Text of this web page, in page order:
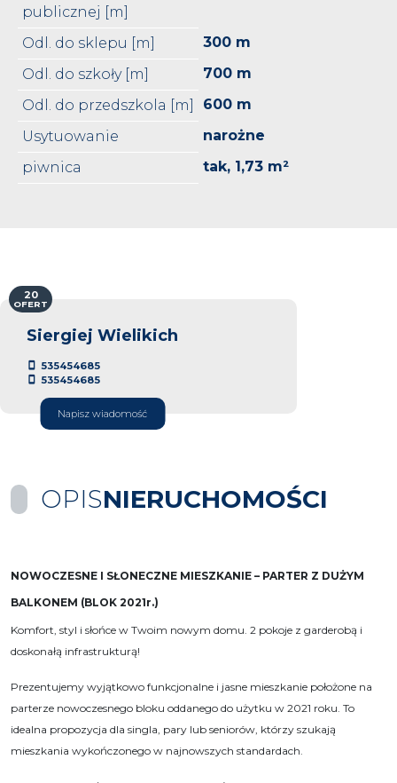
publicznej [m]
Odl. do sklepu [m]
300 m
Odl. do szkoły [m]
700 m
Odl. do przedszkola [m]
600 m
Usytuowanie
narożne
piwnica
tak, 1,73 m²
Siergiej Wielikich
535454685
535454685
Napisz wiadomość
20
OFERT
OPISNIERUCHOMOŚCI
NOWOCZESNE I SŁONECZNE MIESZKANIE – PARTER Z DUŻYM
BALKONEM (BLOK 2021r.)
Komfort, styl i słońce w Twoim nowym domu. 2 pokoje z garderobą i
doskonałą infrastrukturą!
Prezentujemy wyjątkowo funkcjonalne i jasne mieszkanie położone na
parterze nowoczesnego bloku oddanego do użytku w 2021 roku. To
idealna propozycja dla singla, pary lub seniorów, którzy szukają
mieszkania wykończonego w najnowszych standardach.